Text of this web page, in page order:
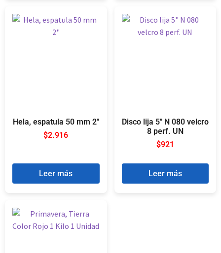
Hela, espatula 50 mm 2″
$2.916
Leer más
Disco lija 5″ N 080 velcro
8 perf. UN
$921
Leer más